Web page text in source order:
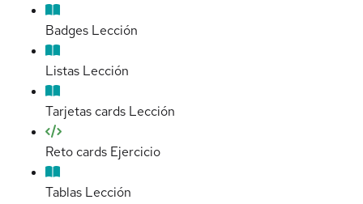
Badges Lección
Listas Lección
Tarjetas cards Lección
Reto cards Ejercicio
Tablas Lección